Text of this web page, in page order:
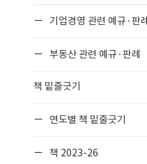
기업경영 관련 예규·판례
부동산 관련 예규·판례
책 밑줄긋기
연도별 책 밑줄긋기
책 2023-26